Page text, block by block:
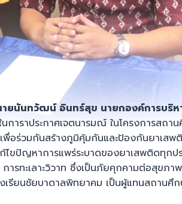
ายนันทวัฒน์ อินทร์สุข นายกองค์การบริ
าราประกาศเจตนารมณ์ ในโครงการสถ
อร่วมกันสร้างภูมิคุ้มกันและป้องกันยาเสพ
ไขปัญหาการแพร่ระบาดของยาเสพติดทุกป
รทะเลาะวิวาท ซึ่งเป็นภัยคุกคามต่อสุขภ
รียนชัยบาดาลพิทยาคม เป็นผู้แทนสถานศึ